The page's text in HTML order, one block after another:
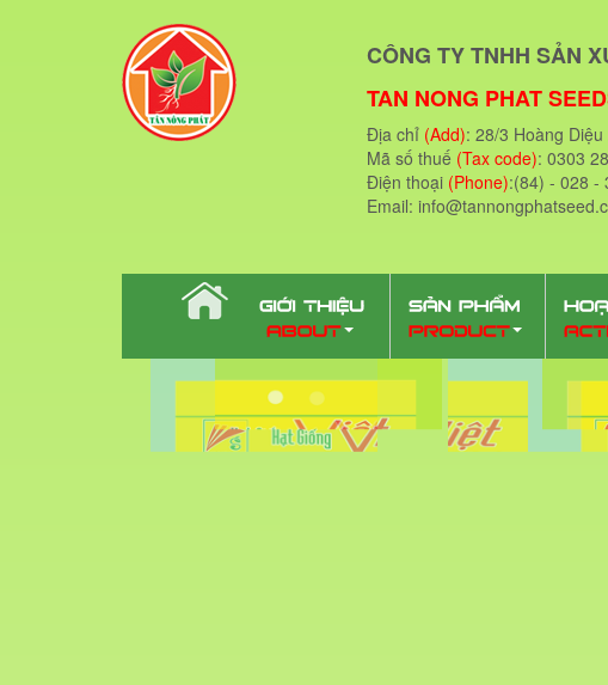
CÔNG TY TNHH SẢN
TAN NONG PHAT
Địa chỉ (Add): 28/3 Hoàng Diệu
Mã số thuế (Tax code): 0303
Điện thoại (Phone):(84) - 028 -
Email: